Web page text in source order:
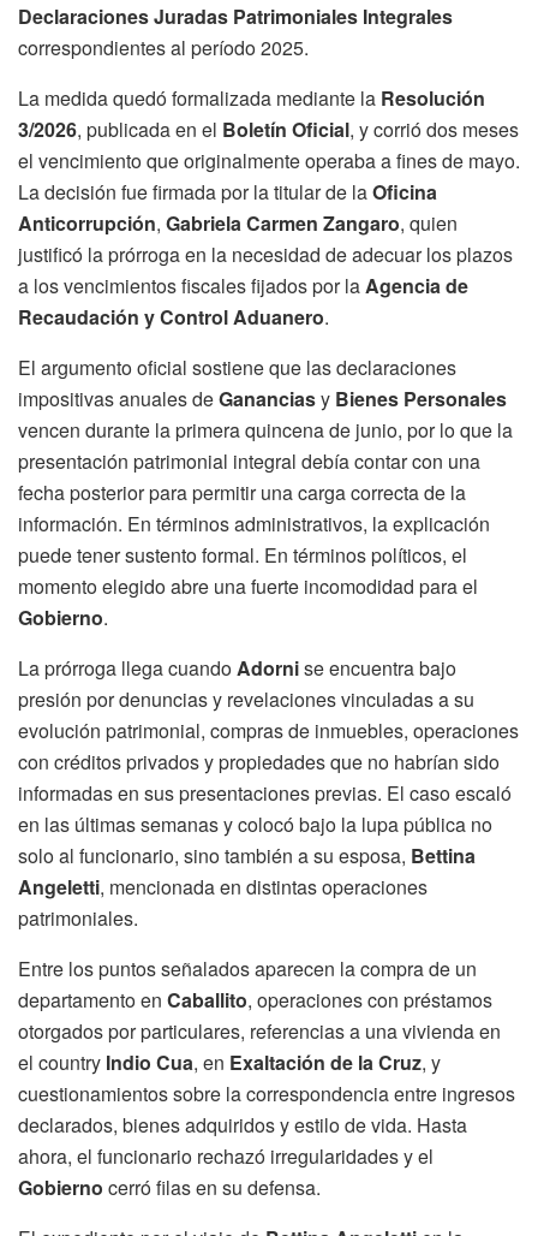
Declaraciones Juradas Patrimoniales Integrales
correspondientes al período 2025.
La medida quedó formalizada mediante la Resolución
3/2026, publicada en el Boletín Oficial, y corrió dos meses
el vencimiento que originalmente operaba a fines de mayo.
La decisión fue firmada por la titular de laOficina
Anticorrupción, Gabriela Carmen Zangaro, quien
justificó la prórroga en la necesidad de adecuar los plazos
a los vencimientos fiscales fijados por laAgencia de
Recaudación y Control Aduanero.
El argumento oficial sostiene que las declaraciones
impositivas anuales deGananciasy Bienes Personales
vencen durante la primera quincena de junio, por lo que la
presentación patrimonial integral debía contar con una
fecha posterior para permitir una carga correcta de la
información. En términos administrativos, la explicación
puede tener sustento formal. En términos políticos, el
momento elegido abre una fuerte incomodidad para el
Gobierno.
La prórroga llega cuandoAdornise encuentra bajo
presión por denuncias y revelaciones vinculadas a su
evolución patrimonial, compras de inmuebles, operaciones
con créditos privados y propiedades que no habrían sido
informadas en sus presentaciones previas. El caso escaló
en las últimas semanas y colocó bajo la lupa pública no
solo al funcionario, sino también a su esposa, Bettina
Angeletti, mencionada en distintas operaciones
patrimoniales.
Entre los puntos señalados aparecen la compra de un
departamento en Caballito, operaciones con préstamos
otorgados por particulares, referencias a una vivienda en
el country Indio Cua, en Exaltación de la Cruz, y
cuestionamientos sobre la correspondencia entre ingresos
declarados, bienes adquiridos y estilo de vida. Hasta
ahora, el funcionario rechazó irregularidades y el
Gobierno cerró filas en su defensa.